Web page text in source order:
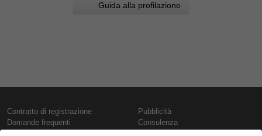
Guida alla profilazione
Contratto di registrazione
Domande frequenti
Pubblicità
Consulenza